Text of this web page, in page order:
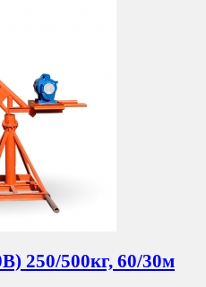
250/500кг, 60/30м